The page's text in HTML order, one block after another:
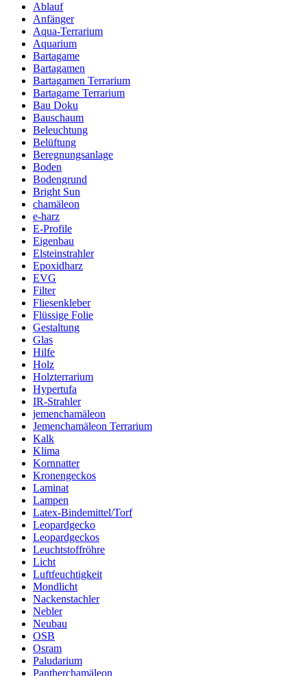
Ablauf
Anfänger
Aqua-Terrarium
Aquarium
Bartagame
Bartagamen
Bartagamen Terrarium
Bartagame Terrarium
Bau Doku
Bauschaum
Beleuchtung
Belüftung
Beregnungsanlage
Boden
Bodengrund
Bright Sun
chamäleon
e-harz
E-Profile
Eigenbau
Elsteinstrahler
Epoxidharz
EVG
Filter
Fliesenkleber
Flüssige Folie
Gestaltung
Glas
Hilfe
Holz
Holzterrarium
Hypertufa
IR-Strahler
jemenchamäleon
Jemenchamäleon Terrarium
Kalk
Klima
Kornnatter
Kronengeckos
Laminat
Lampen
Latex-Bindemittel/Torf
Leopardgecko
Leopardgeckos
Leuchtstoffröhre
Licht
Luftfeuchtigkeit
Mondlicht
Nackenstachler
Nebler
Neubau
OSB
Osram
Paludarium
Pantherchamäleon